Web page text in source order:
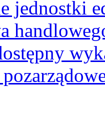
jednostki